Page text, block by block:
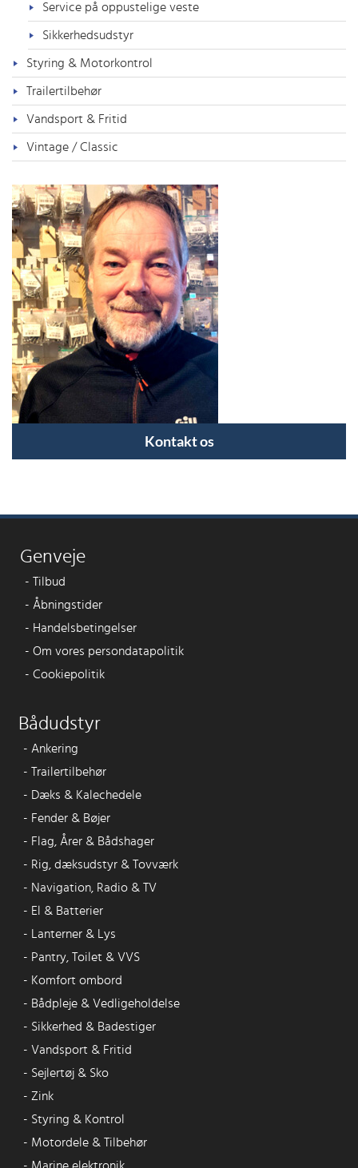
Service på oppustelige veste
Sikkerhedsudstyr
Styring & Motorkontrol
Trailertilbehør
Vandsport & Fritid
Vintage / Classic
Kontakt os
Genveje
- Tilbud
- Åbningstider
- Handelsbetingelser
- Om vores persondatapolitik
- Cookiepolitik
Bådudstyr
- Ankering
- Trailertilbehør
- Dæks & Kalechedele
- Fender & Bøjer
- Flag, Årer & Bådshager
- Rig, dæksudstyr & Tovværk
- Navigation, Radio & TV
- El & Batterier
- Lanterner & Lys
- Pantry, Toilet & VVS
- Komfort ombord
- Bådpleje & Vedligeholdelse
- Sikkerhed & Badestiger
- Vandsport & Fritid
- Sejlertøj & Sko
- Zink
- Styring & Kontrol
- Motordele & Tilbehør